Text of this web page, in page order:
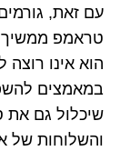
עם זאת,
טראמפ ממשיך
הוא אינו
במאמצים
שיכלול גם את
והשלוחות של